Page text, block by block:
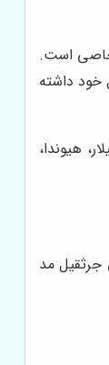
خاصی است.
خود داشته
هیوندا،
مد